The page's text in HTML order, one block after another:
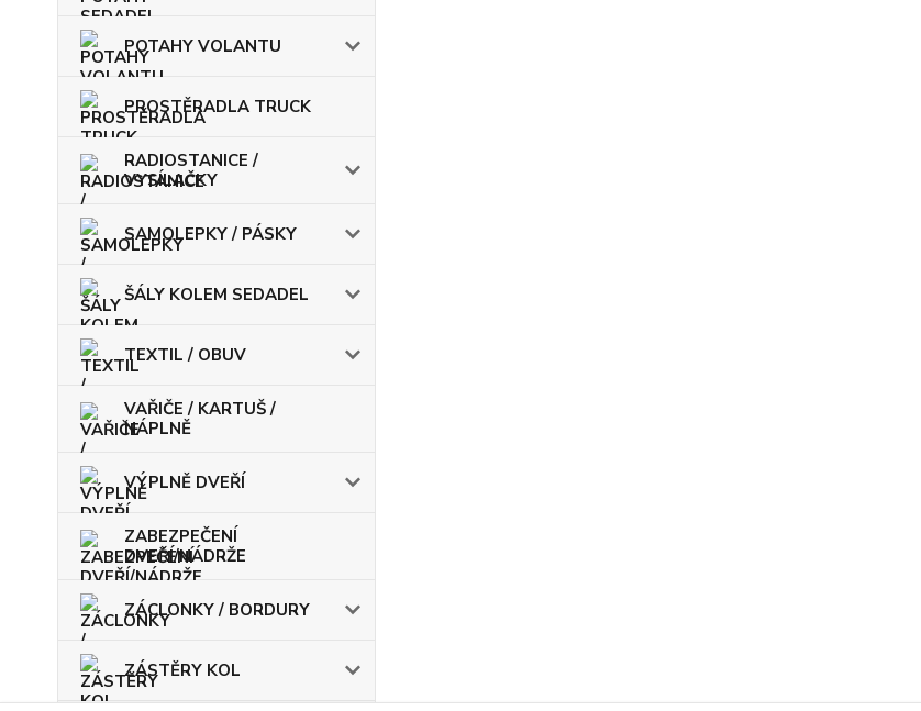
POTAHY VOLANTU
PROSTĚRADLA TRUCK
RADIOSTANICE /
VYSÍLAČKY
SAMOLEPKY / PÁSKY
ŠÁLY KOLEM SEDADEL
TEXTIL / OBUV
VAŘIČE / KARTUŠ /
NÁPLNĚ
VÝPLNĚ DVEŘÍ
ZABEZPEČENÍ
DVEŘÍ/NÁDRŽE
ZÁCLONKY / BORDURY
ZÁSTĚRY KOL